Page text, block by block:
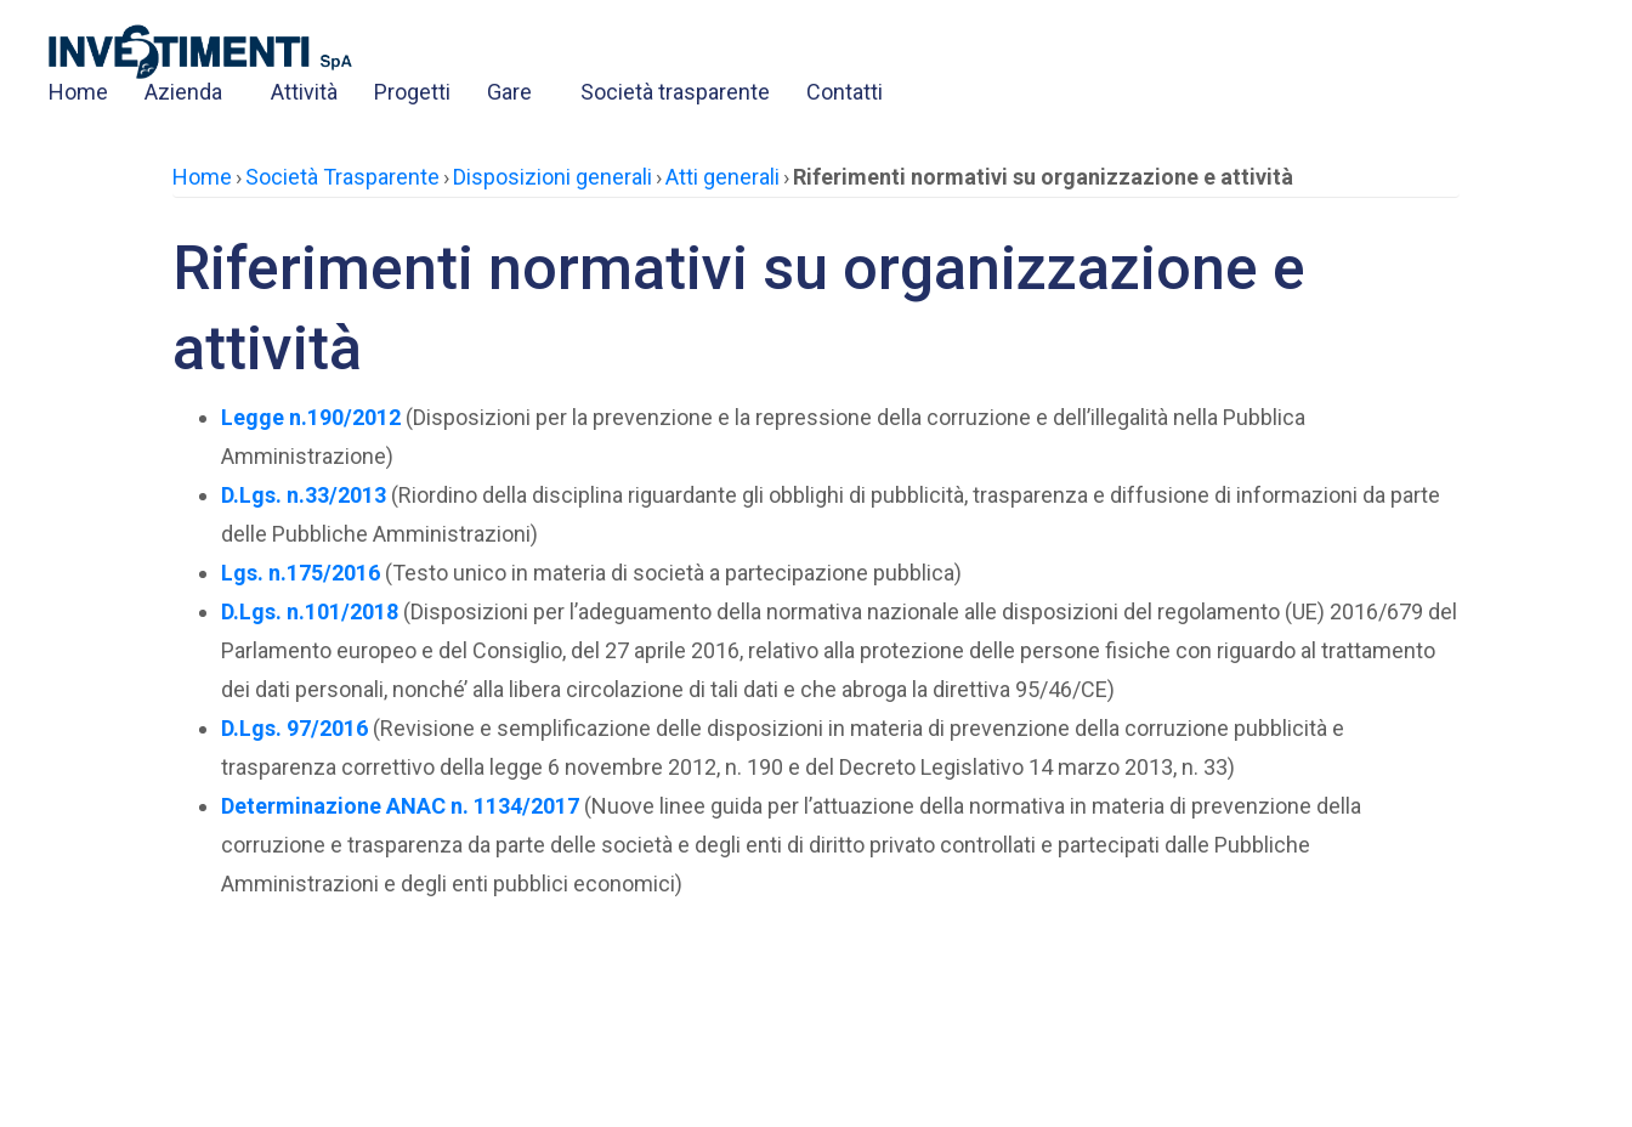
Home Azienda Attività Progetti Gare Società trasparente Contatti
Home ›Società Trasparente ›Disposizioni generali ›Atti generali ›Riferimenti normativi su organizzazione e attività
Riferimenti normativi su organizzazione e
attività
Legge n.190/2012 (Disposizioni per la prevenzione e la repressione della corruzione e dell’illegalità nella Pubblica
Amministrazione)
D.Lgs. n.33/2013 (Riordino della disciplina riguardante gli obblighi di pubblicità, trasparenza e diffusione di informazioni da parte
delle Pubbliche Amministrazioni)
Lgs. n.175/2016 (Testo unico in materia di società a partecipazione pubblica)
D.Lgs. n.101/2018 (Disposizioni per l’adeguamento della normativa nazionale alle disposizioni del regolamento (UE) 2016/679 del
Parlamento europeo e del Consiglio, del 27 aprile 2016, relativo alla protezione delle persone fisiche con riguardo al trattamento
dei dati personali, nonché’ alla libera circolazione di tali dati e che abroga la direttiva 95/46/CE)
D.Lgs. 97/2016 (Revisione e semplificazione delle disposizioni in materia di prevenzione della corruzione pubblicità e
trasparenza correttivo della legge 6 novembre 2012, n. 190 e del Decreto Legislativo 14 marzo 2013, n. 33)
Determinazione ANAC n. 1134/2017 (Nuove linee guida per l’attuazione della normativa in materia di prevenzione della
corruzione e trasparenza da parte delle società e degli enti di diritto privato controllati e partecipati dalle Pubbliche
Amministrazioni e degli enti pubblici economici)